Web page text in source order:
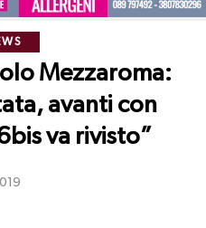
Mezzaroma:
avanti con
va rivisto”